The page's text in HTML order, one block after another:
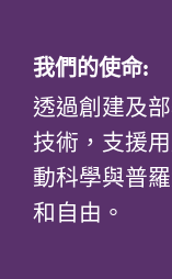
我們的使命:
透過創建及
技術，支援
動科學與普
和自由。